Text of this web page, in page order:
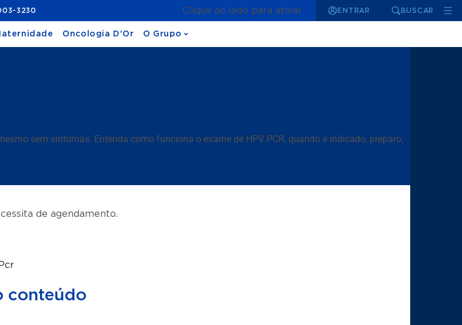
3230 Clique ao lado para ativar ENTRAR BUSCAR
Oncologia D'Or O Grupo
sem sintomas. Entenda como funciona o exame de HPV PCR, quando é indicado, preparo,
de agendamento.
conteúdo